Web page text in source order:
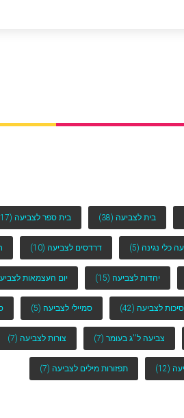
בית לצביעה (38) בית ספר לצביעה (17)
כלי נגינה (5) דרדסים לצביעה (10)
יהדות לצביעה (15) יום העצמאות
לצביעה (42) סמיילי לצביעה (5)
צביעה ל''ג בעומר (7) צורות לצביעה (7)
(12) תפזורות מילים לצביעה (7)